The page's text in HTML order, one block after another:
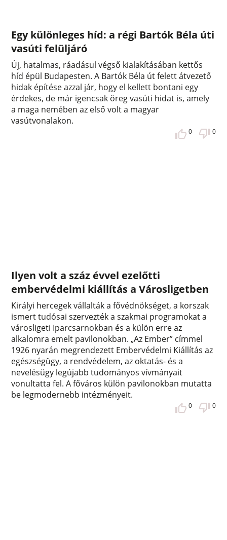
Egy különleges híd: a régi Bartók Béla úti
vasúti felüljáró
Új, hatalmas, ráadásul végső kialakításában kettős
híd épül Budapesten. A Bartók Béla út felett átvezető
hidak építése azzal jár, hogy el kellett bontani egy
érdekes, de már igencsak öreg vasúti hidat is, amely
a maga nemében az első volt a magyar
vasútvonalakon.
0 0
Ilyen volt a száz évvel ezelőtti
embervédelmi kiállítás a Városligetben
Királyi hercegek vállalták a fővédnökséget, a korszak
ismert tudósai szervezték a szakmai programokat a
városligeti Iparcsarnokban és a külön erre az
alkalomra emelt pavilonokban. „Az Ember” címmel
1926 nyarán megrendezett Embervédelmi Kiállítás az
egészségügy, a rendvédelem, az oktatás- és a
nevelésügy legújabb tudományos vívmányait
vonultatta fel. A főváros külön pavilonokban mutatta
be legmodernebb intézményeit.
0 0